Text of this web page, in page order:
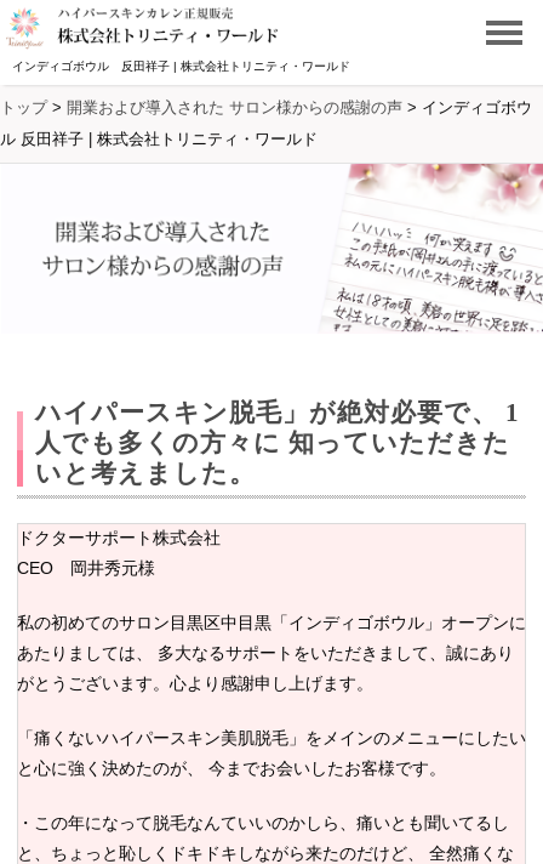
インディゴボウル 反田祥子 | 株式会社トリニティ・ワールド
トップ> 開業および導入された サロン様からの感謝の声 > インディゴボウ
ル 反田祥子 | 株式会社トリニティ・ワールド
ハイパースキン脱毛」が絶対必要で、 1
人でも多くの方々に 知っていただきた
いと考えました。
ドクターサポート株式会社
CEO 岡井秀元様
私の初めてのサロン目黒区中目黒「インディゴボウル」オープンに
あたりましては、 多大なるサポートをいただきまして、誠にあり
がとうございます。心より感謝申し上げます。
「痛くないハイパースキン美肌脱毛」をメインのメニューにしたい
と心に強く決めたのが、 今までお会いしたお客様です。
・この年になって脱毛なんていいのかしら、痛いとも聞いてるし
と、ちょっと恥しくドキドキしながら来たのだけど、 全然痛くな